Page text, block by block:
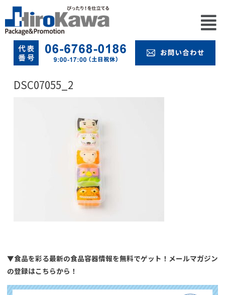
DSC07055_2
▼食品を彩る最新の食品容器情報を無料でゲット！メールマガジン
の登録はこちらから！